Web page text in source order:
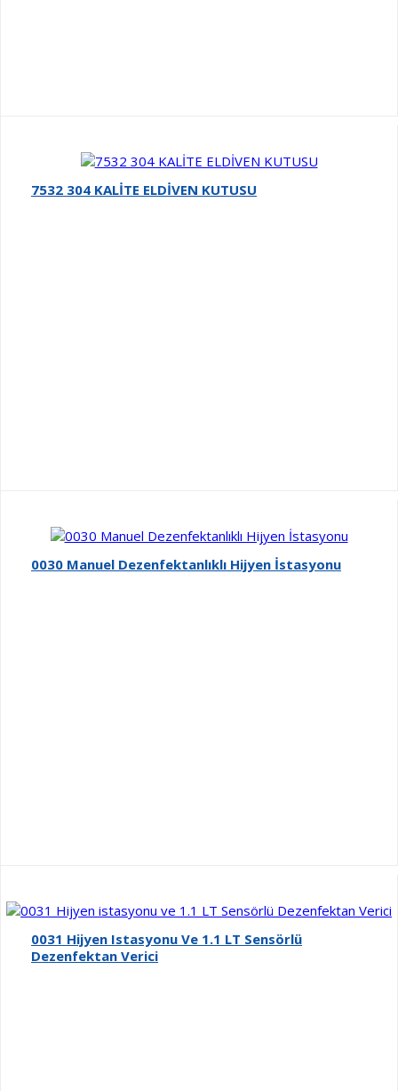
7532 304 KALİTE ELDİVEN KUTUSU
0030 Manuel Dezenfektanlıklı Hijyen İstasyonu
0031 Hijyen Istasyonu Ve 1.1 LT Sensörlü
Dezenfektan Verici